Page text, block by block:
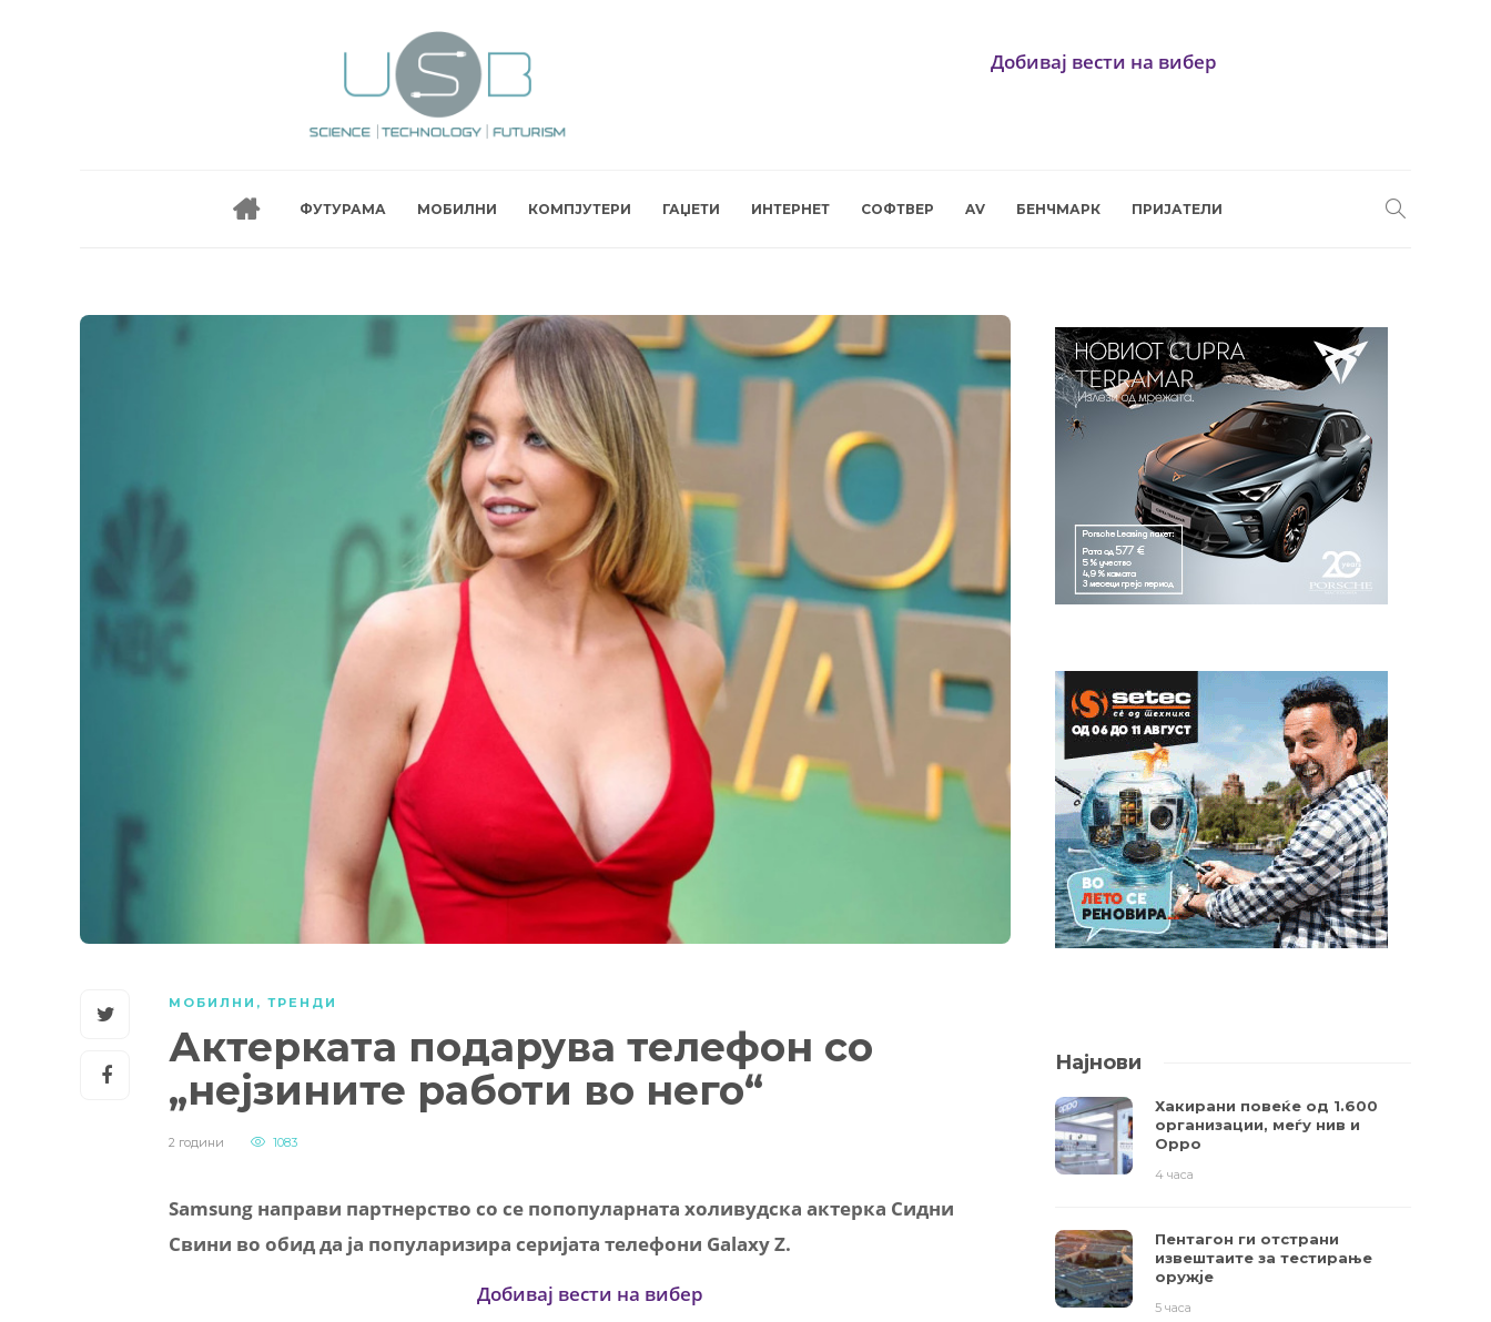
Добивај вести на вибер
ФУТУРАМА МОБИЛНИ КОМПЈУТЕРИ ГАЏЕТИ ИНТЕРНЕТ СОФТВЕР AV БЕНЧМАРК ПРИЈАТЕЛИ
МОБИЛНИ , ТРЕНДИ
Актерката подарува телефон со
„нејзините работи во него“
2 години 1083
Samsung направи партнерство со се попопуларната холивудска актерка Сидни
Свини во обид да ја популаризира серијата телефони Galaxy Z.
Добивај вести на вибер
Најнови
Хакирани повеќе од 1.600
организации, меѓу нив и
Oppo
4 часа
Пентагон ги отстрани
извештаите за тестирање
оружје
5 часа